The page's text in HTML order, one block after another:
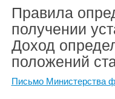
Правила
получении
Доход
положений
Письмо Министерства